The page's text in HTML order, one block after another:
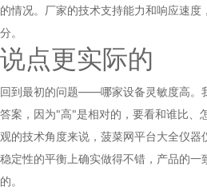
的情况。厂家的技术支持能力和响应速
分。
说点更实际的
回到最初的问题——哪家设备灵敏度高。
答案，因为"高"是相对的，要看和谁比、
观的技术角度来说，菠菜网平台大全仪器
稳定性的平衡上确实做得不错，产品的一
的。